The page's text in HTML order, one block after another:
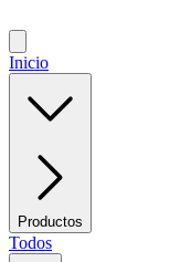
Inicio
Productos
Todos